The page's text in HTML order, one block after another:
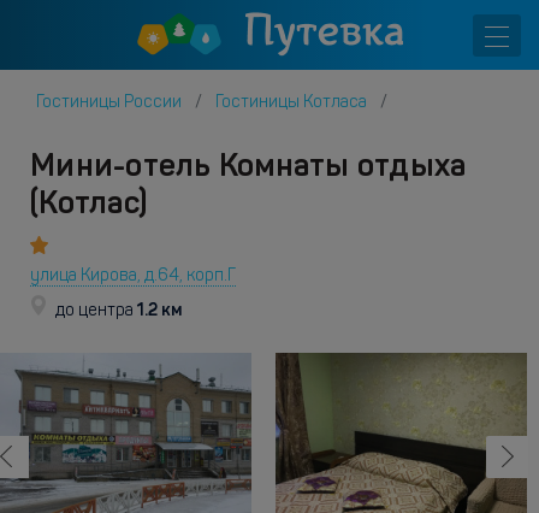
Гостиницы России Гостиницы Котласа
Мини-отель Комнаты отдыха
(Котлас)
улица Кирова, д.64, корп.Г
до центра 1.2 км